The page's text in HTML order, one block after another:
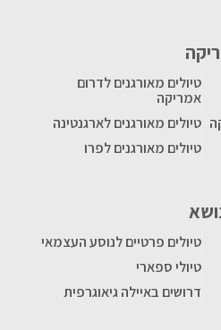
טיולים מאורגנים לדרום
אמריקה
טיולים מאורגנים לארגנטינה
טיולים מאורגנים לפרו
טיולים פרטיים לנוסע העצמאי
טיולי ספארי
דרושים באיילה גיאוגרפית